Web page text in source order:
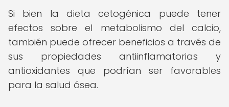
Si bien la dieta cetogénica puede tener
efectos sobre el metabolismo del calcio,
también puede ofrecer beneficios a través de
sus propiedades antiinflamatorias y
antioxidantes que podrían ser favorables
para la salud ósea.